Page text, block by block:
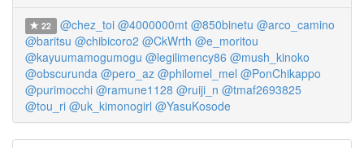
22 @chez_toi @4000000mt @850binetu @arco_camino
@baritsu @chibicoro2 @CkWrth @e_moritou
@kayuumamogumogu @legilimency86 @mush_kinoko
@obscurunda @pero_az @philomel_mel @PonChikappo
@purimocchi @ramune1128 @ruiji_n @tmaf2693825
@tou_ri @uk_kimonogirl @YasuKosode